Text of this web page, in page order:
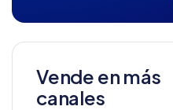
Vende en más
canales